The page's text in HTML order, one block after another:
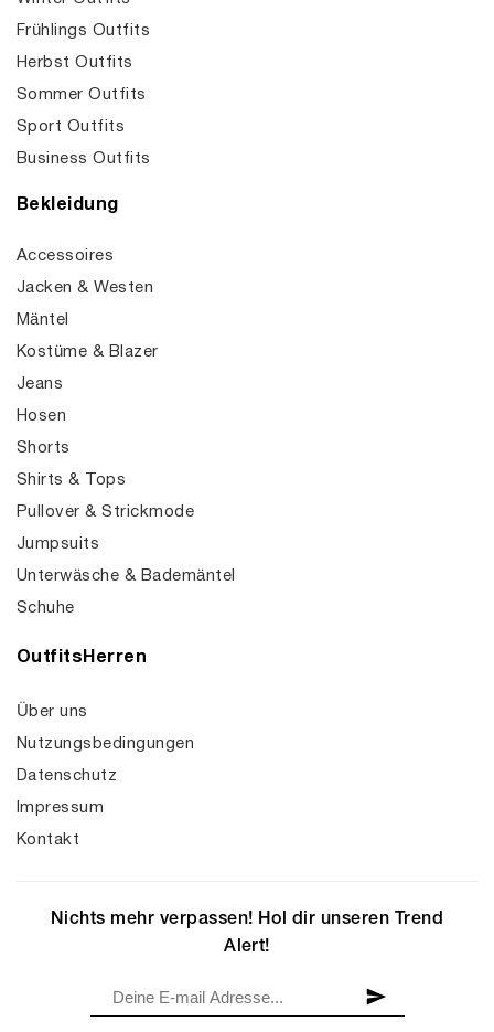
Frühlings Outfits
Herbst Outfits
Sommer Outfits
Sport Outfits
Business Outfits
Bekleidung
Accessoires
Jacken & Westen
Mäntel
Kostüme & Blazer
Jeans
Hosen
Shorts
Shirts & Tops
Pullover & Strickmode
Jumpsuits
Unterwäsche & Bademäntel
Schuhe
OutfitsHerren
Über uns
Nutzungsbedingungen
Datenschutz
Impressum
Kontakt
Nichts mehr verpassen! Hol dir unseren Trend
Alert!